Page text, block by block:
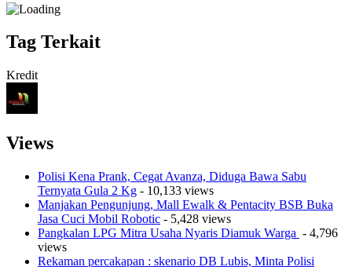
Tag Terkait
Kredit
Views
Polisi Kena Prank, Cegat Avanza, Diduga Bawa Sabu
Ternyata Gula 2 Kg - 10,133 views
Manjakan Pengunjung, Mall Ewalk & Pentacity BSB Buka
Jasa Cuci Mobil Robotic - 5,428 views
Pangkalan LPG Mitra Usaha Nyaris Diamuk Warga - 4,796
views
Rekaman percakapan : skenario DB Lubis, Minta Polisi